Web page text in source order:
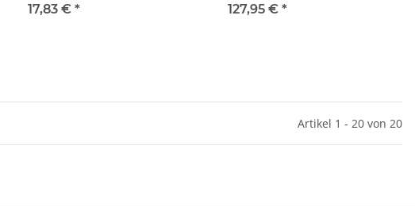
230V Chrom matt Alu
17,83 € *
230V Chrom matt Alu
127,95 € *
Artikel 1 - 20 von 20